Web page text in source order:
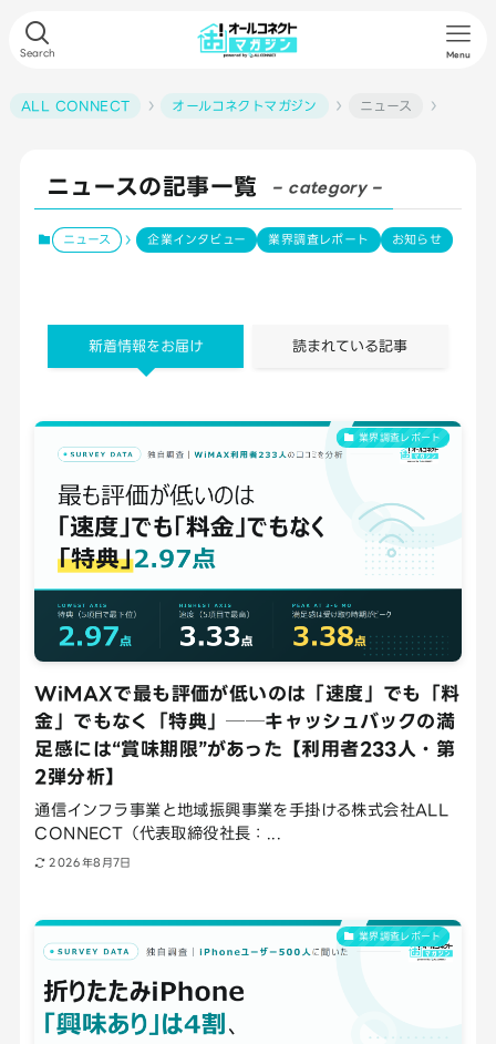
Search Menu
ALL CONNECT オールコネクトマガジン ニュース
ニュースの記事一覧 – category –
ニュース 企業インタビュー 業界調査レポート お知らせ
新着情報をお届け 読まれている記事
業界調査レポート
WiMAXで最も評価が低いのは「速度」でも「料
金」でもなく「特典」──キャッシュバックの満
足感には“賞味期限”があった【利用者233人・第
2弾分析】
通信インフラ事業と地域振興事業を手掛ける株式会社ALL
CONNECT（代表取締役社長：...
2026年8月7日
業界調査レポート